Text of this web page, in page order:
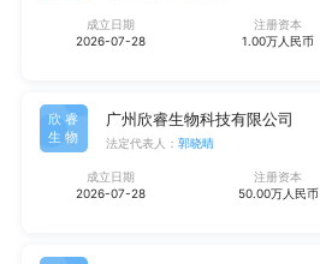
成立日期
2026-07-28
注册资本
1.00万人民币
欣睿
生物
广州欣睿生物科技有限公司
法定代表人： 郭晓晴
成立日期
2026-07-28
注册资本
50.00万人民币